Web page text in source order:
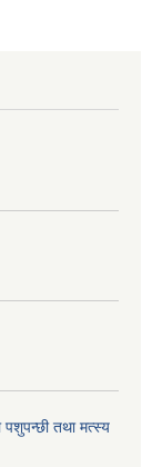
पशुपन्छी तथा मत्स्य